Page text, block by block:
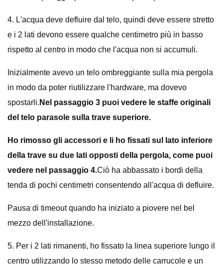
4. L'acqua deve defluire dal telo, quindi deve essere stretto
e i 2 lati devono essere qualche centimetro più in basso
rispetto al centro in modo che l'acqua non si accumuli.
Inizialmente avevo un telo ombreggiante sulla mia pergola
in modo da poter riutilizzare l'hardware, ma dovevo
spostarli. Nel passaggio 3 puoi vedere le staffe originali
del telo parasole sulla trave superiore.
Ho rimosso gli accessori e li ho fissati sul lato inferiore
della trave su due lati opposti della pergola, come puoi
vedere nel passaggio 4.Ciò ha abbassato i bordi della
tenda di pochi centimetri consentendo all'acqua di defluire.
Pausa di timeout quando ha iniziato a piovere nel bel
mezzo dell'installazione.
5. Per i 2 lati rimanenti, ho fissato la linea superiore lungo il
centro utilizzando lo stesso metodo delle carrucole e un